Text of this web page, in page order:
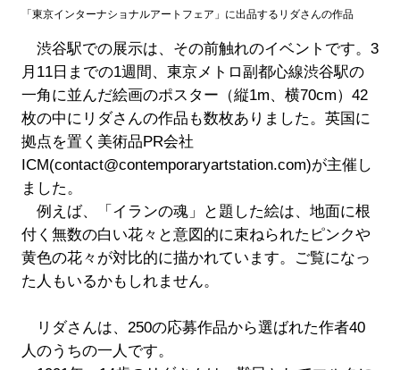
「東京インターナショナルアートフェア」に出品するリダさんの作品
渋谷駅での展示は、その前触れのイベントです。3
月11日までの1週間、東京メトロ副都心線渋谷駅の
一角に並んだ絵画のポスター（縦1m、横70cm）42
枚の中にリダさんの作品も数枚ありました。英国に
拠点を置く美術品PR会社
ICM(contact@contemporaryartstation.com)が主催し
ました。
例えば、「イランの魂」と題した絵は、地面に根
付く無数の白い花々と意図的に束ねられたピンクや
黄色の花々が対比的に描かれています。ご覧になっ
た人もいるかもしれません。
リダさんは、250の応募作品から選ばれた作者40
人のうちの一人です。